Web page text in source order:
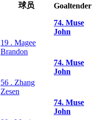
球员 Goaltender
74. Muse
John
19 . Magee
Brandon
74. Muse
John
56 . Zhang
Zesen
74. Muse
John